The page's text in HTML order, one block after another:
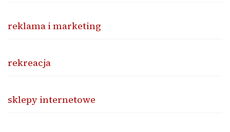
reklama i marketing
rekreacja
sklepy internetowe